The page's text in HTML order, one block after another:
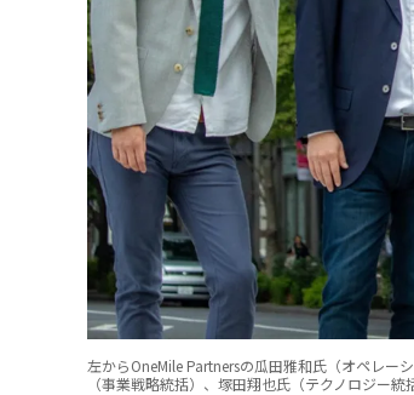
左からOneMile Partnersの瓜田雅和氏（オペレー
（事業戦略統括）、塚田翔也氏（テクノロジー統